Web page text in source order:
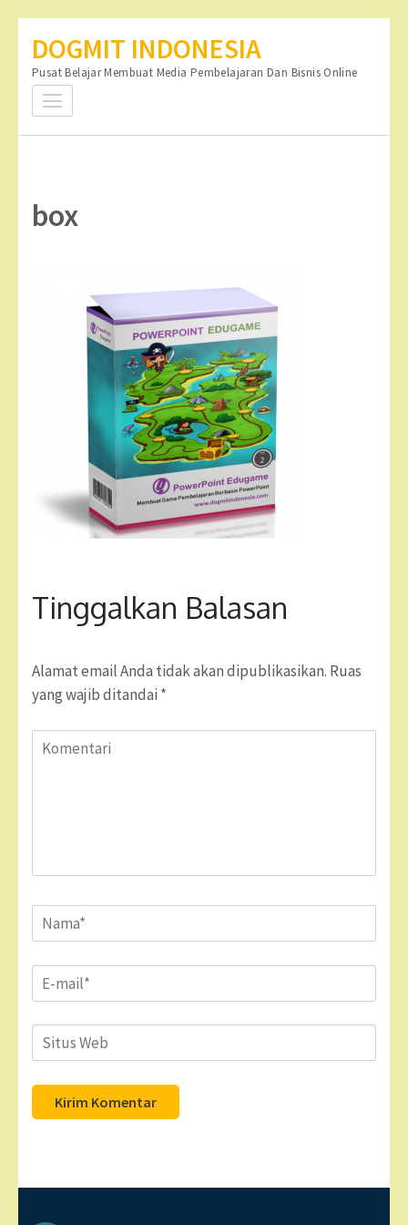
konten
(Tekan
DOGMIT INDONESIA
Pusat Belajar Membuat Media Pembelajaran Dan Bisnis Online
box
Tinggalkan Balasan
Alamat email Anda tidak akan dipublikasikan. Ruas
yang wajib ditandai *
Komentari
Name*
Email*
Situs
Web